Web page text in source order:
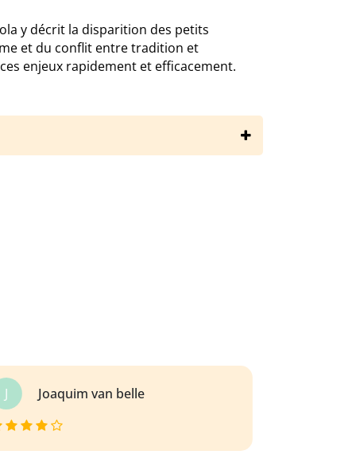
y décrit la disparition des petits
et du conflit entre tradition et
enjeux rapidement et efficacement.
au-bonheur-des-dames/resume
A Andreas Lipdon